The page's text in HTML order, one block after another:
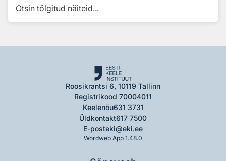
Otsin tõlgitud näiteid...
Roosikrantsi 6, 10119 Tallinn
Registrikood 70004011
Keelenõu631 3731
Üldkontakt617 7500
E-posteki@eki.ee
Wordweb App 1.48.0